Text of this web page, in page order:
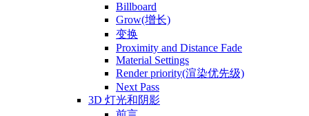
Billboard
Grow(增长)
变换
Proximity and Distance Fade
Material Settings
Render priority(渲染优先级)
Next Pass
3D 灯光和阴影